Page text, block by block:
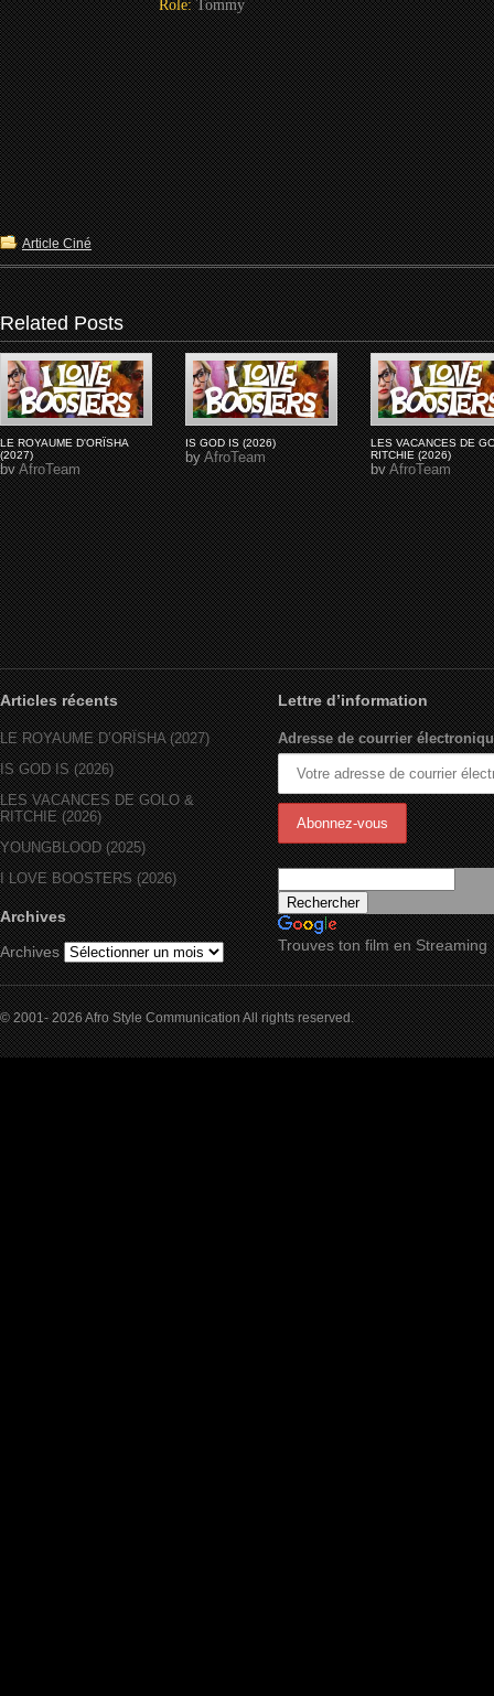
Role:Tommy
Article Ciné
Related Posts
LE ROYAUME D'ORÏSHA
(2027)
byAfroTeam
IS GOD IS (2026)
byAfroTeam
LES VACANCES DE
RITCHIE (2026)
byAfroTeam
Articles récents
LE ROYAUME D’ORÏSHA (2027)
IS GOD IS (2026)
LES VACANCES DE GOLO &
RITCHIE (2026)
YOUNGBLOOD (2025)
I LOVE BOOSTERS (2026)
Archives
Archives
Lettre d’information
Adresse de courrier
Trouves ton film en Streaming
© 2001- 2026 Afro Style Communication All rights reserved.